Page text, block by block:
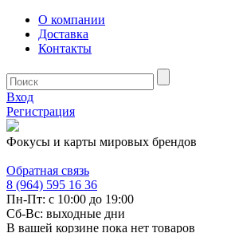
О компании
Доставка
Контакты
Вход
Регистрация
Фокусы и карты мировых брендов
Обратная связь
8 (964) 595 16 36
Пн-Пт: с 10:00 до 19:00
Сб-Вс: выходные дни
В вашей корзине пока нет товаров